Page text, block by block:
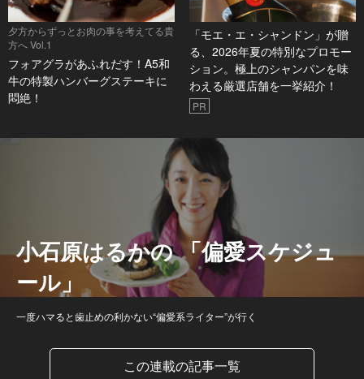
夕方からずっとお肉の事を考えてる貴
方へ Vol.1
フォアグラがあふれだす！A5和
牛の特製ハンバーグステーキに
悶絶！
「モエ・エ・シャンドン」が贈
る、2026年夏の特別なプロモー
ション。極上のシャンパンを味
わえる厳選店舗を一挙紹介！
PR
小石原はるかの 「偏愛スケジュ
ール」
一度ハマると歯止めの利かない“偏愛系ライター”が行く
この連載の記事一覧